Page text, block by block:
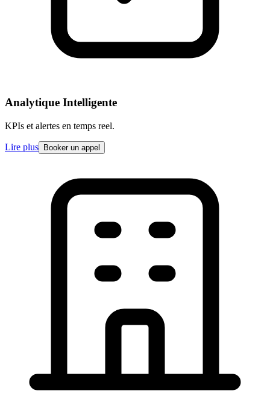
Analytique Intelligente
KPIs et alertes en temps reel.
Lire plus Booker un appel